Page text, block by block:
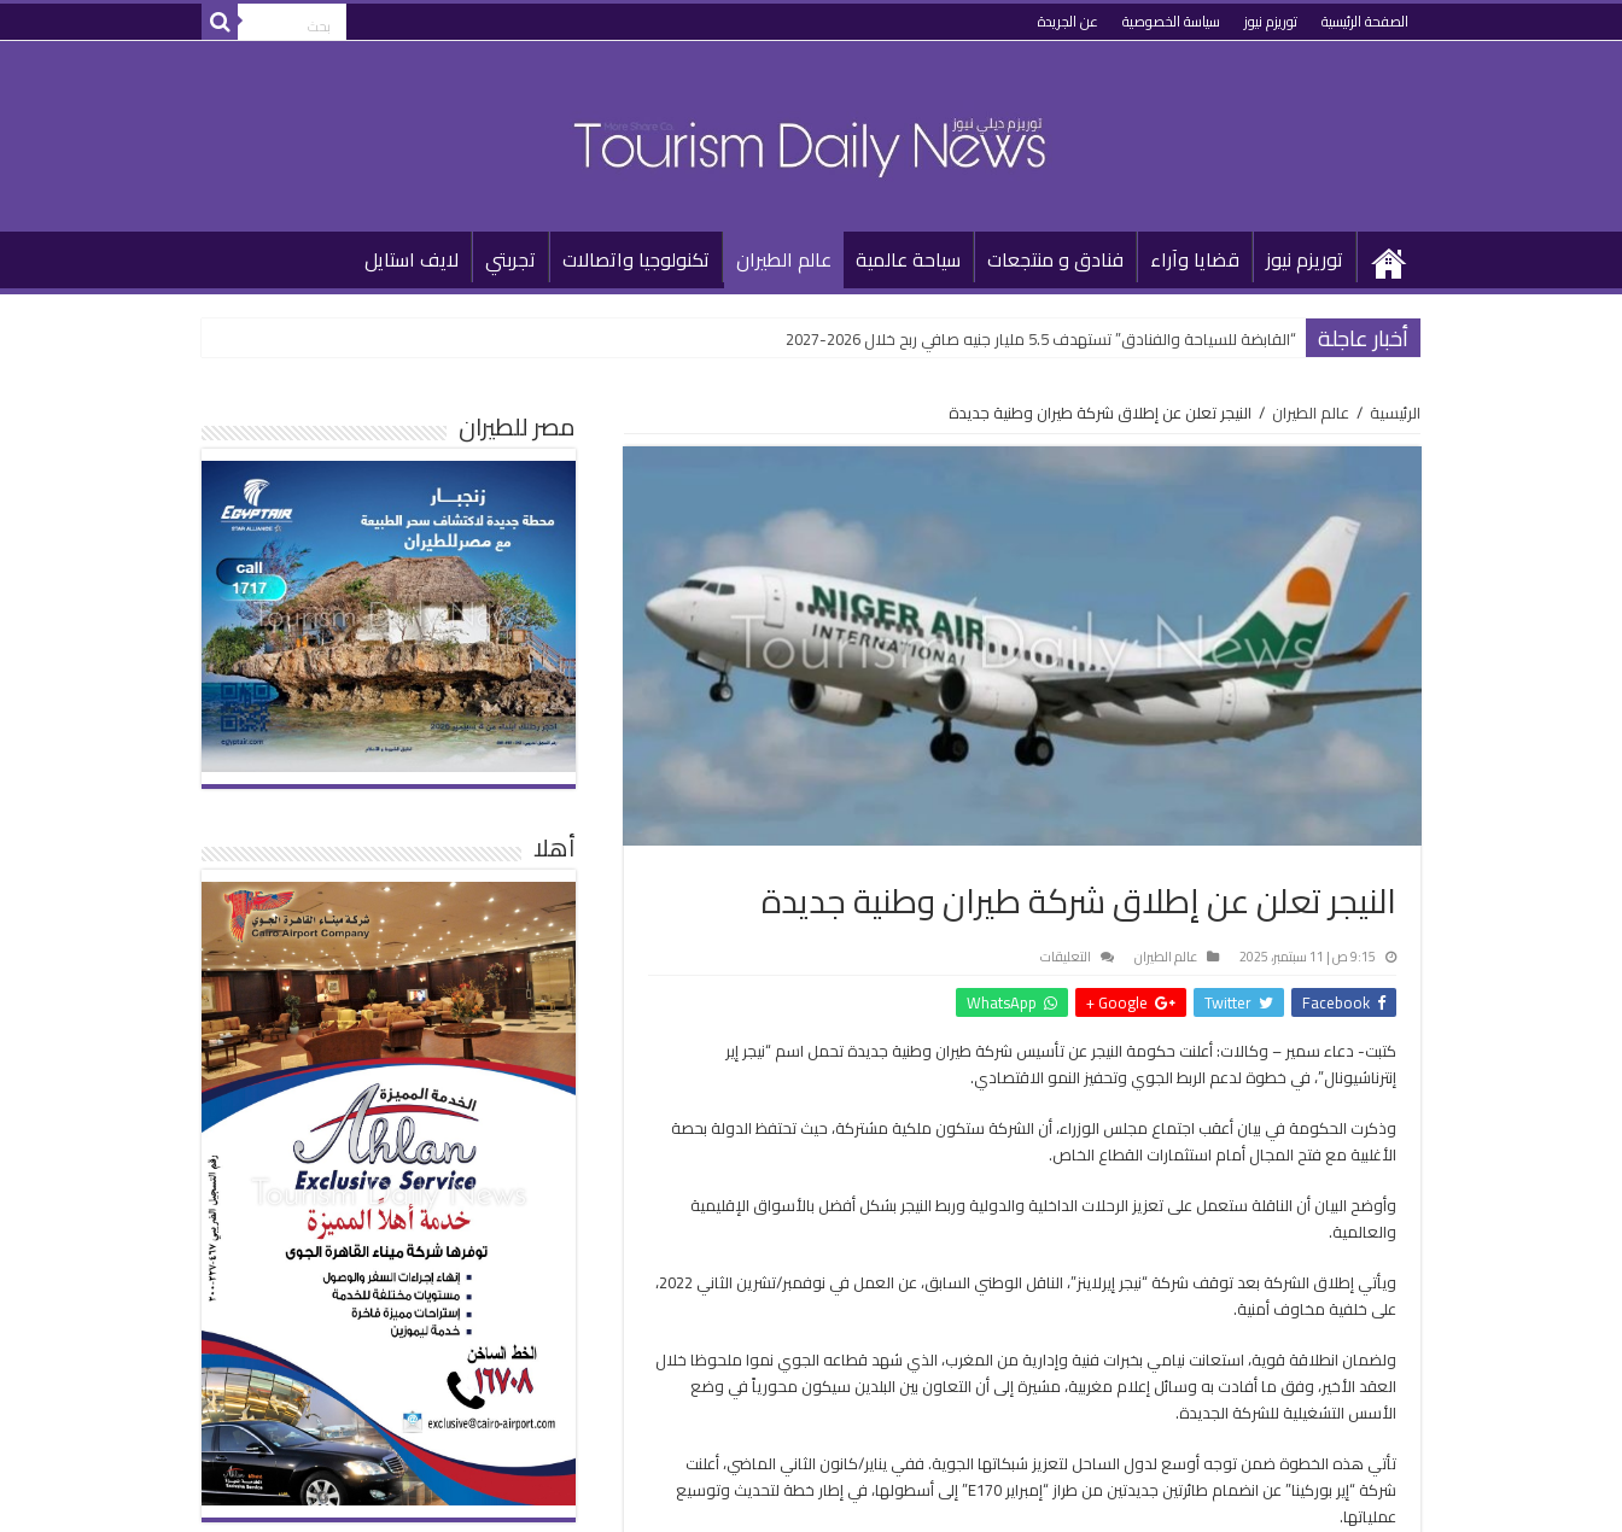
الصفحة الرئيسية توريزم نيوز سياسة الخصوصية عن الجريدة
توريزم نيوز قضايا وآراء فنادق و منتجعات سياحة عالمية عالم الطيران تكنولوجيا واتصالات تجربتي لايف استايل
أخبار عاجلة “القابضة للسياحة والفنادق” تستهدف 5.5 مليار جنيه صافي ربح خلال 2026-2027
الرئيسية / عالم الطيران / النيجر تعلن عن إطلاق شركة طيران وطنية جديدة
النيجر تعلن عن إطلاق شركة طيران وطنية جديدة
9:15 ص | 11 سبتمبر، 2025 عالم الطيران التعليقات
تعلن
إطلاق
شركة
وطنية
Facebook
Twitter
Google +
WhatsApp
كتبت- دعاء سمير – وكالات: أعلنت حكومة النيجر عن تأسيس شركة طيران وطنية جديدة تحمل اسم “نيجر إير
إنترناشيونال”، في خطوة لدعم الربط الجوي وتحفيز النمو الاقتصادي.
وذكرت الحكومة في بيان أعقب اجتماع مجلس الوزراء، أن الشركة ستكون ملكية مشتركة، حيث تحتفظ الدولة بحصة
الأغلبية مع فتح المجال أمام استثمارات القطاع الخاص.
وأوضح البيان أن الناقلة ستعمل على تعزيز الرحلات الداخلية والدولية وربط النيجر بشكل أفضل بالأسواق الإقليمية
والعالمية.
ويأتي إطلاق الشركة بعد توقف شركة “نيجر إيرلاينز”، الناقل الوطني السابق، عن العمل في نوفمبر/تشرين الثاني 2022،
على خلفية مخاوف أمنية.
ولضمان انطلاقة قوية، استعانت نيامي بخبرات فنية وإدارية من المغرب، الذي شهد قطاعه الجوي نموا ملحوظا خلال
العقد الأخير، وفق ما أفادت به وسائل إعلام مغربية، مشيرة إلى أن التعاون بين البلدين سيكون محورياً في وضع
الأسس التشغيلية للشركة الجديدة.
تأتي هذه الخطوة ضمن توجه أوسع لدول الساحل لتعزيز شبكاتها الجوية. ففي يناير/كانون الثاني الماضي، أعلنت
شركة “إير بوركينا” عن انضمام طائرتين جديدتين من طراز “إمبراير E170” إلى أسطولها، في إطار خطة لتحديث وتوسيع
عملياتها.
مصر للطيران
أهلا